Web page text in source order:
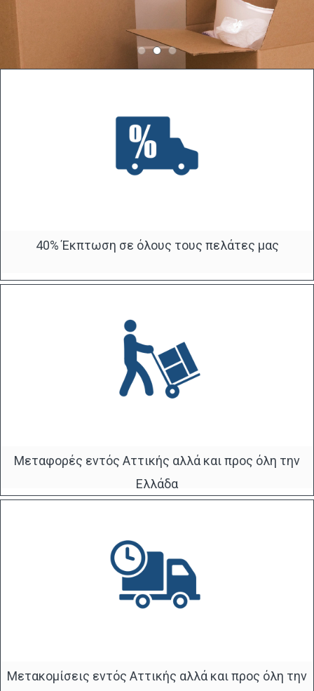
40% Έκπτωση σε όλους τους πελάτες μας
Μεταφορές εντός Αττικής αλλά και προς όλη την
Ελλάδα
Μετακομίσεις εντός Αττικής αλλά και προς όλη την